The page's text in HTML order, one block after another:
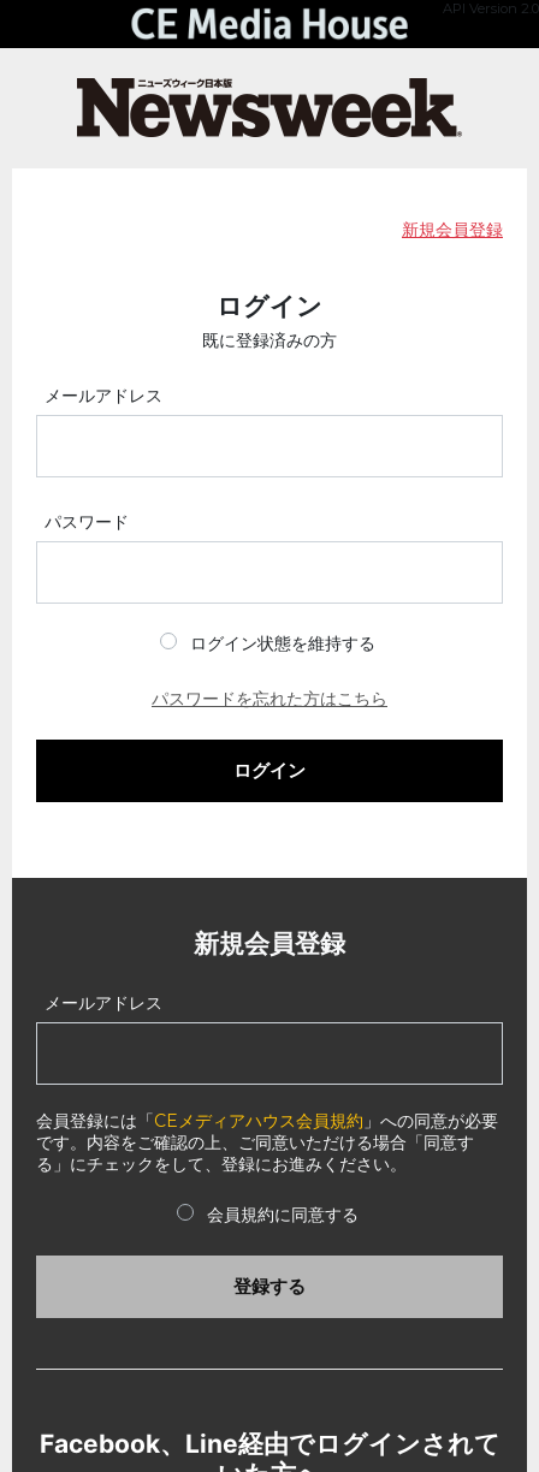
API Version 2.0
新規会員登録
ログイン
既に登録済みの方
メールアドレス
パスワード
ログイン状態を維持する
パスワードを忘れた方はこちら
ログイン
新規会員登録
メールアドレス
会員登録には「CEメディアハウス会員規約 」への同意が必要
です。内容をご確認の上、ご同意いただける場合「同意す
る」にチェックをして、登録にお進みください。
会員規約に同意する
登録する
Facebook、Line経由でログインされて